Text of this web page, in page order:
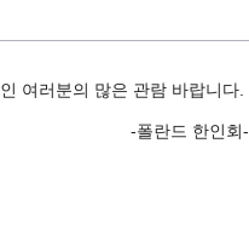
여러분의 많은 관람 바랍니다.
회-